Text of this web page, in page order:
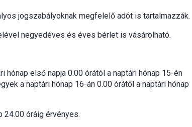
jogszabályoknak megfelelő adót is tartalmazzák.
negyedéves és éves bérlet is vásárolható.
első napja 0.00 órától a naptári hónap 15-én
a naptári hónap 16-án 0.00 órától a naptári hónap
24.00 óráig érvényes.